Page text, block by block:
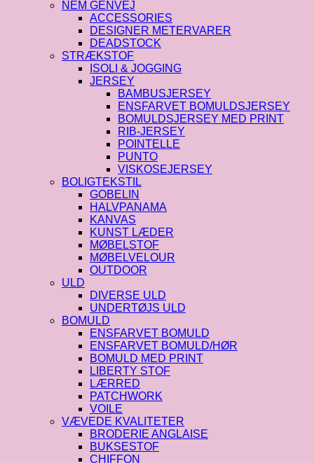
NEM GENVEJ
ACCESSORIES
DESIGNER METERVARER
DEADSTOCK
STRÆKSTOF
ISOLI & JOGGING
JERSEY
BAMBUSJERSEY
ENSFARVET BOMULDSJERSEY
BOMULDSJERSEY MED PRINT
RIB-JERSEY
POINTELLE
PUNTO
VISKOSEJERSEY
BOLIGTEKSTIL
GOBELIN
HALVPANAMA
KANVAS
KUNST LÆDER
MØBELSTOF
MØBELVELOUR
OUTDOOR
ULD
DIVERSE ULD
UNDERTØJS ULD
BOMULD
ENSFARVET BOMULD
ENSFARVET BOMULD/HØR
BOMULD MED PRINT
LIBERTY STOF
LÆRRED
PATCHWORK
VOILE
VÆVEDE KVALITETER
BRODERIE ANGLAISE
BUKSESTOF
CHIFFON